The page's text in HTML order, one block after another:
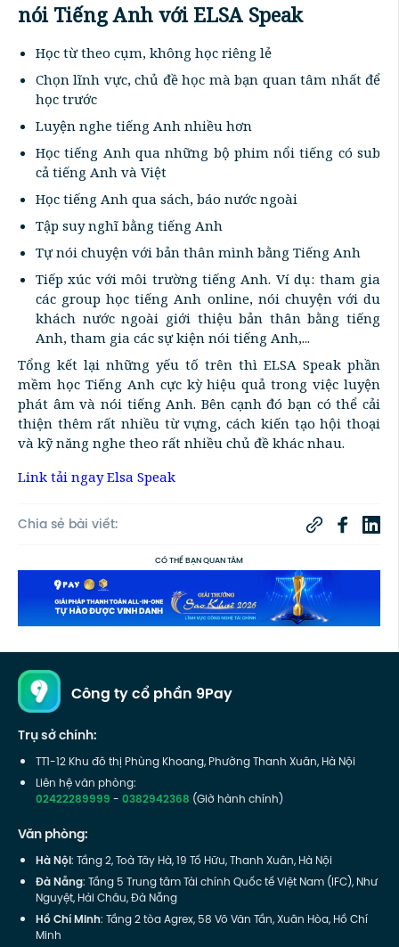
nói Tiếng Anh với ELSA Speak
Học từ theo cụm, không học riêng lẻ
Chọn lĩnh vực, chủ đề học mà bạn quan tâm nhất để
học trước
Luyện nghe tiếng Anh nhiều hơn
Học tiếng Anh qua những bộ phim nổi tiếng có sub
cả tiếng Anh và Việt
Học tiếng Anh qua sách, báo nước ngoài
Tập suy nghĩ bằng tiếng Anh
Tự nói chuyện với bản thân mình bằng Tiếng Anh
Tiếp xúc với môi trường tiếng Anh. Ví dụ: tham gia
các group học tiếng Anh online, nói chuyện với du
khách nước ngoài giới thiệu bản thân bằng tiếng
Anh, tham gia các sự kiện nói tiếng Anh,...
Tổng kết lại những yếu tố trên thì ELSA Speak phần
mềm học Tiếng Anh cực kỳ hiệu quả trong việc luyện
phát âm và nói tiếng Anh. Bên cạnh đó bạn có thể cải
thiện thêm rất nhiều từ vựng, cách kiến tạo hội thoại
và kỹ năng nghe theo rất nhiều chủ đề khác nhau.
Link tải ngay Elsa Speak
Chia sẻ bài viết:
CÓ THỂ BẠN QUAN TÂM
Công ty cổ phần 9Pay
Trụ sở chính:
TT1-12 Khu đô thị Phùng Khoang, Phường Thanh Xuân, Hà Nội
Liên hệ văn phòng:
02422289999-0382942368 (Giờ hành chính)
Văn phòng:
Hà Nội: Tầng 2, Toà Tây Hà, 19 Tố Hữu, Thanh Xuân, Hà Nội
Đà Nẵng: Tầng 5 Trung tâm Tài chính Quốc tế Việt Nam (IFC), Như
Nguyệt, Hải Châu, Đà Nẵng
Hồ Chí Minh: Tầng 2 tòa Agrex, 58 Võ Văn Tần, Xuân Hòa, Hồ Chí
Minh